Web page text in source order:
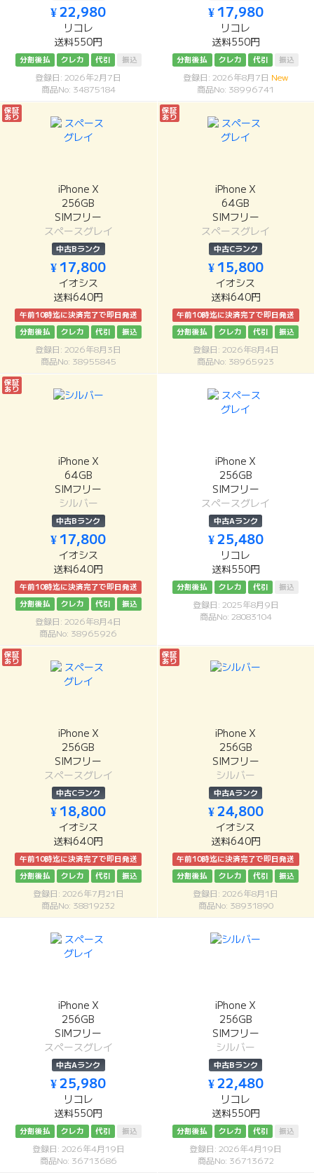
¥ 22,980
リコレ
送料550円
分割後払 クレカ 代引 振込
登録日: 2026年2月7日
商品No: 34875184
¥ 17,980
リコレ
送料550円
分割後払 クレカ 代引 振込
登録日: 2026年8月7日 New
商品No: 38996741
保証
あり
iPhone X
256GB
SIMフリー
スペースグレイ
中古Bランク
¥ 17,800
イオシス
送料640円
午前10時迄に決済完了で即日発送
分割後払
クレカ 代引 振込
登録日: 2026年8月3日
商品No: 38955845
保証
あり
iPhone X
64GB
SIMフリー
スペースグレイ
中古Cランク
¥ 15,800
イオシス
送料640円
午前10時迄に決済完了で即日発送
分割後払
クレカ 代引 振込
登録日: 2026年8月4日
商品No: 38965923
保証
あり
iPhone X
64GB
SIMフリー
シルバー
中古Bランク
¥ 17,800
イオシス
送料640円
午前10時迄に決済完了で即日発送
分割後払
クレカ 代引 振込
登録日: 2026年8月4日
商品No: 38965926
iPhone X
256GB
SIMフリー
スペースグレイ
中古Aランク
¥ 25,480
リコレ
送料550円
分割後払 クレカ 代引 振込
登録日: 2025年8月9日
商品No: 28083104
保証
あり
iPhone X
256GB
SIMフリー
スペースグレイ
中古Cランク
¥ 18,800
イオシス
送料640円
午前10時迄に決済完了で即日発送
分割後払
クレカ 代引 振込
登録日: 2026年7月21日
商品No: 38819232
保証
あり
iPhone X
256GB
SIMフリー
シルバー
中古Aランク
¥ 24,800
イオシス
送料640円
午前10時迄に決済完了で即日発送
分割後払
クレカ 代引 振込
登録日: 2026年8月1日
商品No: 38931890
iPhone X
256GB
SIMフリー
スペースグレイ
中古Aランク
¥ 25,980
リコレ
送料550円
分割後払 クレカ 代引 振込
登録日: 2026年4月19日
商品No: 36713686
iPhone X
256GB
SIMフリー
シルバー
中古Bランク
¥ 22,480
リコレ
送料550円
分割後払 クレカ 代引 振込
登録日: 2026年4月19日
商品No: 36713672